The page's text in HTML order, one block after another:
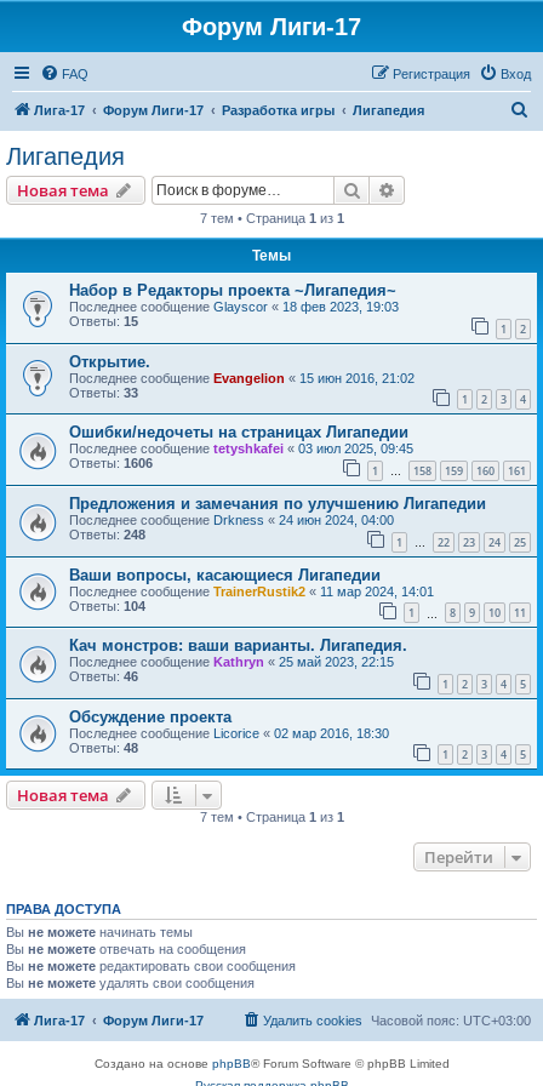
Форум Лиги-17
FAQ Вход
Регистрация
Лига-17 Форум Лиги-17 Разработка игры Лигапедия
Лигапедия
Новая тема Поиск
7 тем • Страница 1 из 1
Темы
Набор в Редакторы проекта ~Лигапедия~
Последнее сообщение Glayscor « 18 фев 2023, 19:03
Ответы: 15 1 2
Открытие.
Последнее сообщение Evangelion « 15 июн 2016, 21:02
Ответы: 33 1 2 3 4
Ошибки/недочеты на страницах Лигапедии
Последнее сообщение tetyshkafei « 03 июл 2025, 09:45
Ответы: 1606 1 … 158 159 160 161
Предложения и замечания по улучшению Лигапедии
Последнее сообщение Drkness « 24 июн 2024, 04:00
Ответы: 248 1 … 22 23 24 25
Ваши вопросы, касающиеся Лигапедии
Последнее сообщение TrainerRustik2 « 11 мар 2024, 14:01
Ответы: 104 1 8 9 10 11
Кач монстров: ваши варианты. Лигапедия.
Последнее сообщение Kathryn « 25 май 2023, 22:15
Ответы: 46 1 2 3 4 5
Обсуждение проекта
Последнее сообщение Licorice « 02 мар 2016, 18:30
Ответы: 48 1 2 3 4 5
Новая тема
7 тем • Страница 1из 1
Перейти
ПРАВА ДОСТУПА
Вы не можете начинать темы
Вы не можете отвечать на сообщения
Вы не можете редактировать свои сообщения
Вы не можете удалять свои сообщения
Лига-17 Форум Лиги-17 Часовой пояс: UTC+03:00
Удалить cookies
Создано на основе phpBB® Forum Software © phpBB Limited